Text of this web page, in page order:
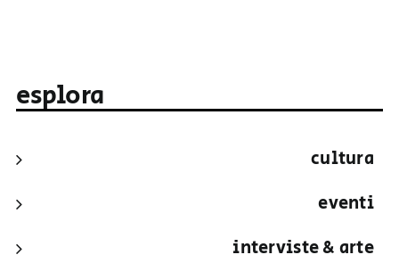
esplora
cultura
eventi
interviste & arte